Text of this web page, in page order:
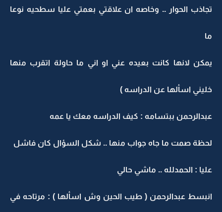
تجاذب الحوار .. وخاصه ان علاقتي بعمتي عليا سطحيه نوعا
ما
يمكن لانها كانت بعيده عني او اني ما حاولة اتقرب منها
خليني اسألها عن الدراسه )
عبدالرحمن ببتسامه : كيف الدراسه معك يا عمه
لحظة صمت ما جاه جواب منها .. شكل السؤال كان فاشل
عليا : الحمدلله .. ماشي حالي
انبسط عبدالرحمن ( طيب الحين وش اسألها ) : مرتاحه في